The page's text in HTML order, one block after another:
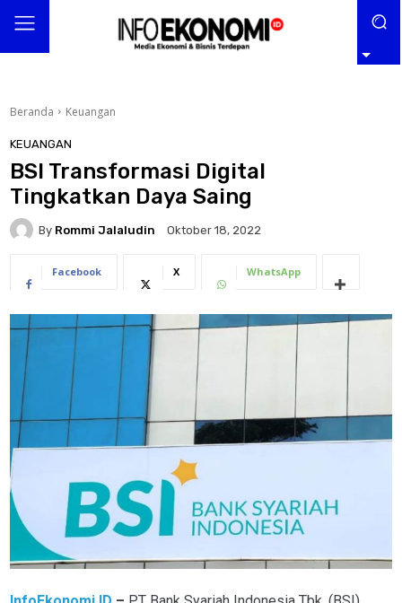
Beranda Keuangan
KEUANGAN
BSI Transformasi Digital
Tingkatkan Daya Saing
By Rommi Jalaludin Oktober 18, 2022
Facebook X WhatsApp